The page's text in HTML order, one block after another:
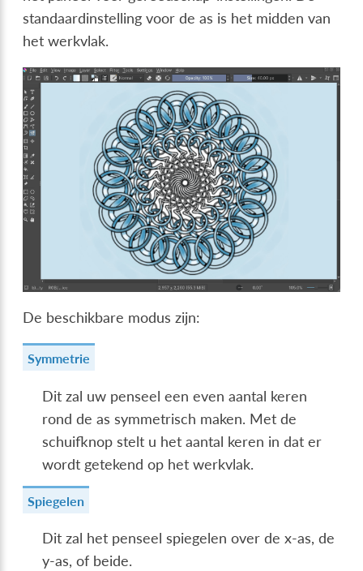
standaardinstelling voor de as is het midden van
het werkvlak.
De beschikbare modus zijn:
Symmetrie
Dit zal uw penseel een even aantal keren
rond de as symmetrisch maken. Met de
schuifknop stelt u het aantal keren in dat er
wordt getekend op het werkvlak.
Spiegelen
Dit zal het penseel spiegelen over de x-as, de
y-as, of beide.